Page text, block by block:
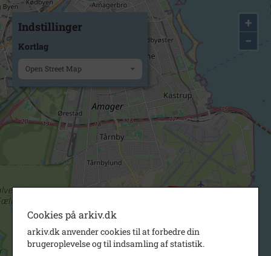
+
−
Indstillinger
Kortlag
Open Street Map
Cookies på arkiv.dk
arkiv.dk anvender cookies til at forbedre din
brugeroplevelse og til indsamling af statistik.